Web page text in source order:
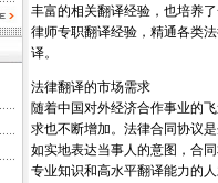
丰富的相关翻译经验，也培养
律师专职翻译经验，精通各类
译。
法律翻译的市场需求
随着中国对外经济合作事业的
求也不断增加。法律合同协议
如实地表达当事人的意图，合
专业知识和高水平翻译能力的